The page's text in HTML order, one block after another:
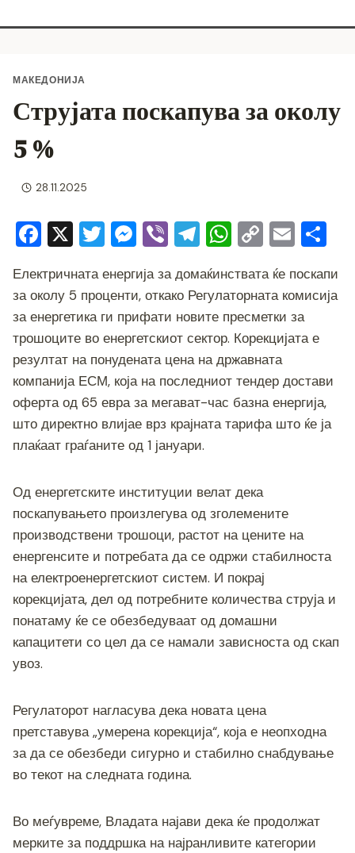
МАКЕДОНИЈА
Струјата поскапува за околу
5 %
28.11.2025
F
c
e
b
o
o
k
X T
tt
er
M
ss
e
n
g
er
Vi
er
T
el
e
gr
a
m
W
at
s
A
p
p
C
o
p
y
Li
n
k
E
ai
l
ar
e
Електричната енергија за домаќинствата ќе поскапи
за околу 5 проценти, откако Регулаторната комисија
за енергетика ги прифати новите пресметки за
трошоците во енергетскиот сектор. Корекцијата е
резултат на понудената цена на државната
компанија ЕСМ, која на последниот тендер достави
оферта од 65 евра за мегават-час базна енергија,
што директно влијае врз крајната тарифа што ќе ја
плаќаат граѓаните од 1 јануари.
Од енергетските институции велат дека
поскапувањето произлегува од зголемените
производствени трошоци, растот на цените на
енергенсите и потребата да се одржи стабилноста
на електроенергетскиот систем. И покрај
корекцијата, дел од потребните количества струја и
понатаму ќе се обезбедуваат од домашни
капацитети со цел да се намали зависноста од скап
увоз.
Регулаторот нагласува дека новата цена
претставува „умерена корекција“, која е неопходна
за да се обезбеди сигурно и стабилно снабдување
во текот на следната година.
Во меѓувреме, Владата најави дека ќе продолжат
мерките за поддршка на најранливите категории